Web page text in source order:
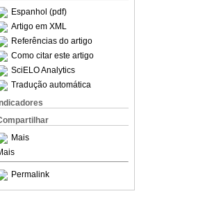
Espanhol (pdf)
Artigo em XML
Referências do artigo
Como citar este artigo
SciELO Analytics
Tradução automática
Mais
Permalink